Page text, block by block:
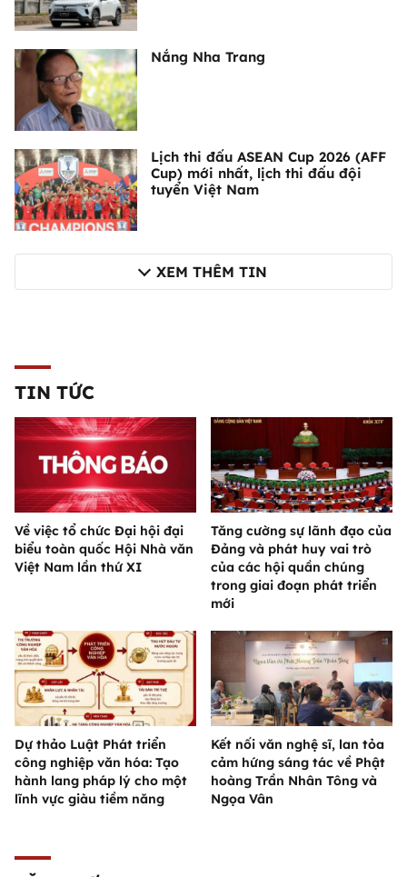
Nắng Nha Trang
Lịch thi đấu ASEAN Cup 2026 (AFF
Cup) mới nhất, lịch thi đấu đội
tuyển Việt Nam
XEM THÊM TIN
TIN TỨC
Về việc tổ chức Đại hội đại
biểu toàn quốc Hội Nhà văn
Việt Nam lần thứ XI
Tăng cường sự lãnh đạo của
Đảng và phát huy vai trò
của các hội quần chúng
trong giai đoạn phát triển
mới
Dự thảo Luật Phát triển
công nghiệp văn hóa: Tạo
hành lang pháp lý cho một
lĩnh vực giàu tiềm năng
Kết nối văn nghệ sĩ, lan tỏa
cảm hứng sáng tác về Phật
hoàng Trần Nhân Tông và
Ngọa Vân